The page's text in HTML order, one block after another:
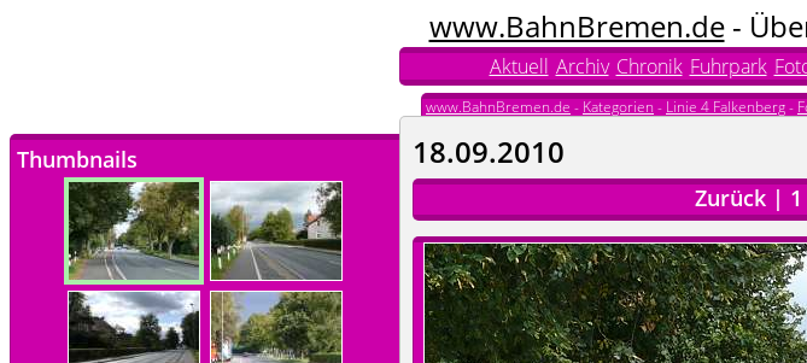
www.BahnBremen.de-
Aktuell Archiv Chronik Fuhrpark
Thumbnails
www.BahnBremen.de - Kategorien - Linie 4 Falkenberg-
18.09.2010
Zurück | 1